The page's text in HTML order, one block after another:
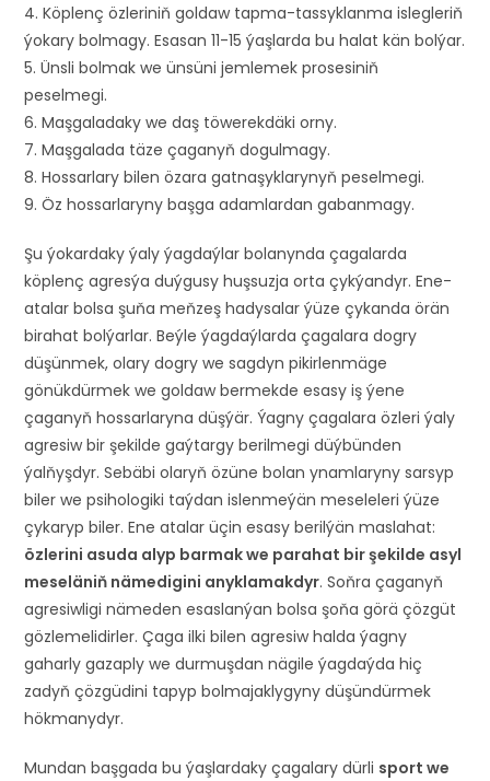
4. Köplenç özleriniň goldaw tapma-tassyklanma islegleriň
ýokary bolmagy. Esasan 11-15 ýaşlarda bu halat kän bolýar.
5. Ünsli bolmak we ünsüni jemlemek prosesiniň
peselmegi.
6. Maşgaladaky we daş töwerekdäki orny.
7. Maşgalada täze çaganyň dogulmagy.
8. Hossarlary bilen özara gatnaşyklarynyň peselmegi.
9. Öz hossarlaryny başga adamlardan gabanmagy.
Şu ýokardaky ýaly ýagdaýlar bolanynda çagalarda
köplenç agresýa duýgusy huşsuzja orta çykýandyr. Ene-
atalar bolsa şuňa meňzeş hadysalar ýüze çykanda örän
birahat bolýarlar. Beýle ýagdaýlarda çagalara dogry
düşünmek, olary dogry we sagdyn pikirlenmäge
gönükdürmek we goldaw bermekde esasy iş ýene
çaganyň hossarlaryna düşýär. Ýagny çagalara özleri ýaly
agresiw bir şekilde gaýtargy berilmegi düýbünden
ýalňyşdyr. Sebäbi olaryň özüne bolan ynamlaryny sarsyp
biler we psihologiki taýdan islenmeýän meseleleri ýüze
çykaryp biler. Ene atalar üçin esasy berilýän maslahat:
özlerini asuda alyp barmak we parahat bir şekilde asyl
meseläniň nämedigini anyklamakdyr. Soňra çaganyň
agresiwligi nämeden esaslanýan bolsa şoňa görä çözgüt
gözlemelidirler. Çaga ilki bilen agresiw halda ýagny
gaharly gazaply we durmuşdan nägile ýagdaýda hiç
zadyň çözgüdini tapyp bolmajaklygyny düşündürmek
hökmanydyr.
Mundan başgada bu ýaşlardaky çagalary dürli sport we